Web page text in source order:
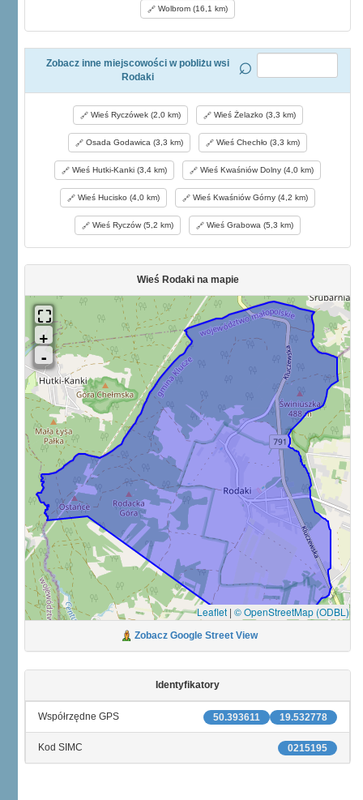
Wolbrom (16,1 km)
Zobacz inne miejscowości w pobliżu wsi
Rodaki
Wieś Ryczówek (2,0 km) Wieś Żelazko (3,3 km)
Osada Godawica (3,3 km) Wieś Chechło (3,3 km)
Wieś Hutki-Kanki (3,4 km) Wieś Kwaśniów Dolny (4,0 km)
Wieś Hucisko (4,0 km) Wieś Kwaśniów Górny (4,2 km)
Wieś Ryczów (5,2 km) Wieś Grabowa (5,3 km)
Wieś Rodaki na mapie
Leaflet | © OpenStreetMap (ODBL)
Zobacz Google Street View
Identyfikatory
19.532778
50.393611
Współrzędne GPS
0215195
Kod SIMC